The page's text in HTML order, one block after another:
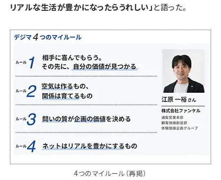
リアルな生活が豊かになったらうれしい」 と語った。
4つのマイルール（再掲）